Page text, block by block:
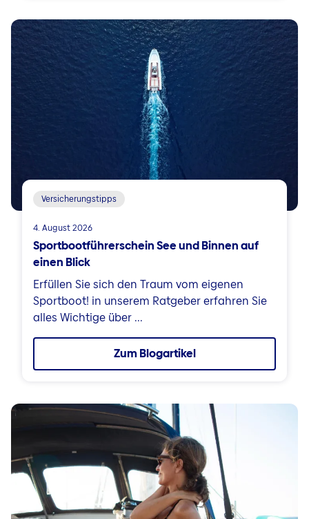
Versicherungstipps
4. August 2026
Sportbootführerschein See und Binnen auf
einen Blick
Erfüllen Sie sich den Traum vom eigenen
Sportboot! in unserem Ratgeber erfahren Sie
alles Wichtige über ...
Zum Blogartikel